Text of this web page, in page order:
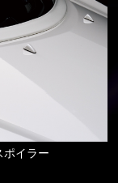
イラー